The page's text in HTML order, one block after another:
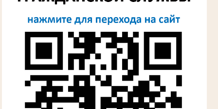
Лыкова Анна Захаровна
Участник Великой Отечественной войны
Судья Губкинского городского народного
суда
в период с 1960 по 1980 гг.